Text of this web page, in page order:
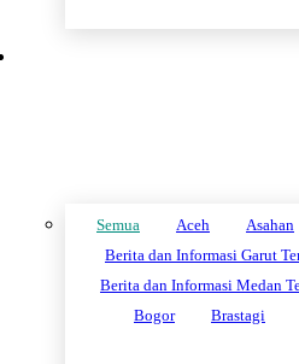
Semua Aceh Asahan
Berita dan Informasi Garut
Berita dan Informasi Medan
Bogor
Brastagi